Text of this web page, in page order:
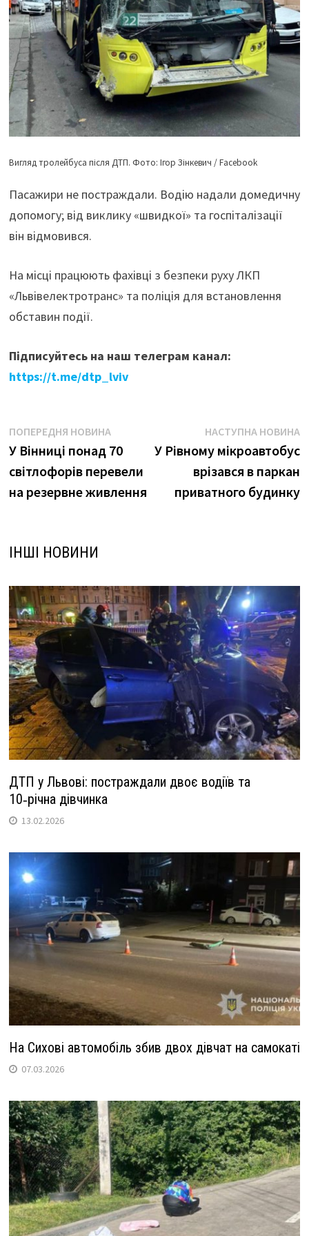
Вигляд тролейбуса після ДТП. Фото: Ігор Зінкевич / Facebook
Пасажири не постраждали. Водію надали домедичну
допомогу; від виклику «швидкої» та госпіталізації
він відмовився.
На місці працюють фахівці з безпеки руху ЛКП
«Львівелектротранс» та поліція для встановлення
обставин події.
Підписуйтесь на наш телеграм канал:
https://t.me/dtp_lviv
Навігація
записів
ПОПЕРЕДНЯ НОВИНАПопередня
новина:
У Вінниці понад 70
світлофорів перевели
на резервне живлення
НАСТУПНА НОВИНА
У Рівному мікроавтобус
врізався в паркан
приватного будинку
ІНШІ НОВИНИ
ДТП у Львові: постраждали двоє водіїв та
10‑річна дівчинка
13.02.2026
На Сихові автомобіль збив двох дівчат на самокаті
07.03.2026